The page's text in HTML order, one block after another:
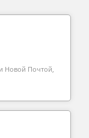
Новой Почтой,